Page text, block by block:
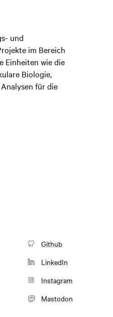
und
im Bereich
Einheiten wie die
Biologie,
für die
Github
LinkedIn
Instagram
Mastodon